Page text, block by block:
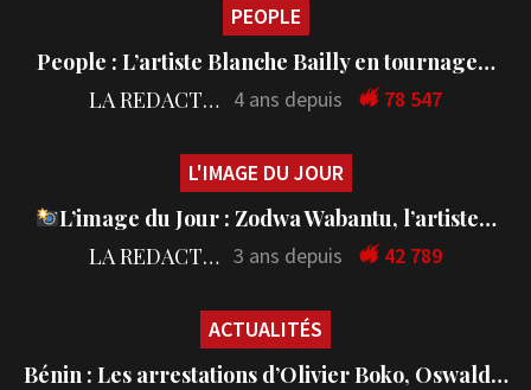
PEOPLE
People : L’artiste Blanche Bailly en tournage…
LA REDACTION 4 ans depuis 78 547
L'IMAGE DU JOUR
L’image du Jour : Zodwa Wabantu, l’artiste…
LA REDACTION 3 ans depuis 42 789
ACTUALITÉS
Bénin : Les arrestations d’Olivier Boko, Oswald…